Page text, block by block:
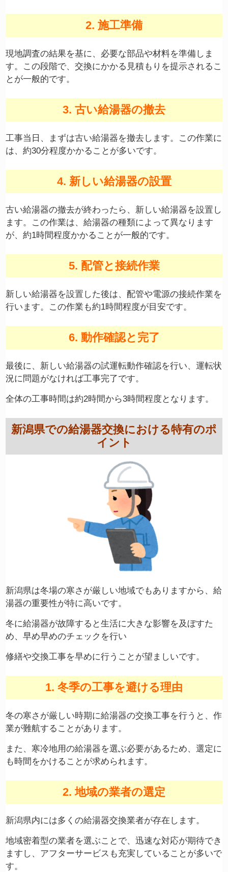
2. 施工準備
現地調査の結果を基に、必要な部品や材料を準備しま
す。この段階で、交換にかかる見積もりを提示されるこ
とが一般的です。
3. 古い給湯器の撤去
工事当日、まずは古い給湯器を撤去します。この作業に
は、約30分程度かかることが多いです。
4. 新しい給湯器の設置
古い給湯器の撤去が終わったら、新しい給湯器を設置し
ます。この作業は、給湯器の種類によって異なります
が、約1時間程度かかることが一般的です。
5. 配管と接続作業
新しい給湯器を設置した後は、配管や電源の接続作業を
行います。この作業も約1時間程度が目安です。
6. 動作確認と完了
最後に、新しい給湯器の試運転動作確認を行い、運転状
況に問題がなければ工事完了です。
全体の工事時間は約2時間から3時間程度となります。
新潟県での給湯器交換における特有のポ
イント
新潟県は冬場の寒さが厳しい地域でもありますから、給
湯器の重要性が特に高いです。
冬に給湯器が故障すると生活に大きな影響を及ぼすた
め、早め早めのチェックを行い
修繕や交換工事を早めに行うことが望ましいです。
1. 冬季の工事を避ける理由
冬の寒さが厳しい時期に給湯器の交換工事を行うと、作
業が難航することがあります。
また、寒冷地用の給湯器を選ぶ必要があるため、選定に
も時間をかけることが求められます。
2. 地域の業者の選定
新潟県内には多くの給湯器交換業者が存在します。
地域密着型の業者を選ぶことで、迅速な対応が期待でき
ますし、アフターサービスも充実していることが多いで
す。